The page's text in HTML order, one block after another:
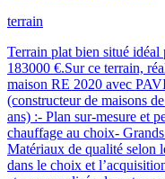
terrain
Terrain plat bien situé
183000 €.Sur ce terrain,
maison RE 2020 avec
(constructeur de maisons
ans) :- Plan sur-mesure et
chauffage au choix-
Matériaux de qualité selon
dans le choix et